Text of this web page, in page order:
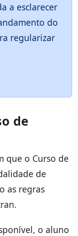
a esclarecer
do
regularizar
de
que o Curso de
de
as regras
o aluno